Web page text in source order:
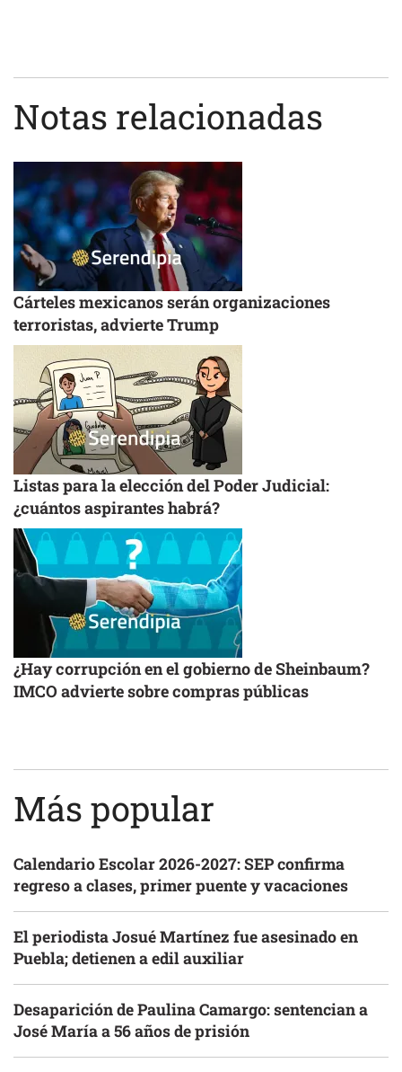
Notas relacionadas
Cárteles mexicanos serán organizaciones
terroristas, advierte Trump
Listas para la elección del Poder Judicial:
¿cuántos aspirantes habrá?
¿Hay corrupción en el gobierno de Sheinbaum?
IMCO advierte sobre compras públicas
Más popular
Calendario Escolar 2026-2027: SEP confirma
regreso a clases, primer puente y vacaciones
El periodista Josué Martínez fue asesinado en
Puebla; detienen a edil auxiliar
Desaparición de Paulina Camargo: sentencian a
José María a 56 años de prisión